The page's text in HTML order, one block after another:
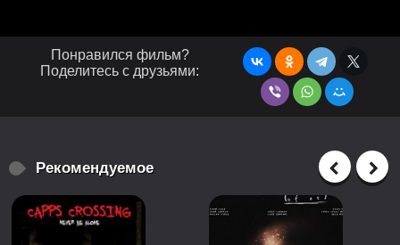
Понравился фильм?
Поделитесь с друзьями:
Рекомендуемое